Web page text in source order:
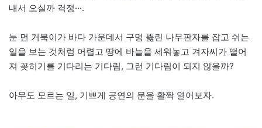
내서 오실까 걱정···.
눈 먼 거북이가 바다 가운데서 구멍 뚫린 나무판자를 잡고 쉬는
일을 보는 것처럼 어렵고 땅에 바늘을 세워놓고 겨자씨가 떨어
져 꽂히기를 기다리는 기다림, 그런 기다림이 되지 않을까?
아무도 모르는 일, 기쁘게 공연의 문을 활짝 열어보자.